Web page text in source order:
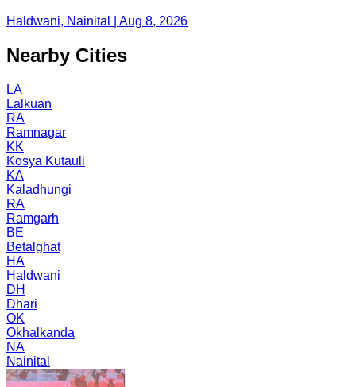
Haldwani, Nainital | Aug 8, 2026
Nearby Cities
LA
Lalkuan
RA
Ramnagar
KK
Kosya Kutauli
KA
Kaladhungi
RA
Ramgarh
BE
Betalghat
HA
Haldwani
DH
Dhari
OK
Okhalkanda
NA
Nainital